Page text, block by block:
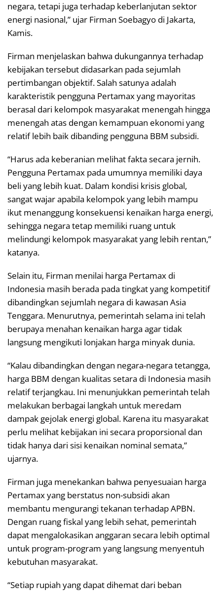
negara, tetapi juga terhadap keberlanjutan sektor
energi nasional,” ujar Firman Soebagyo di Jakarta,
Kamis.
Firman menjelaskan bahwa dukungannya terhadap
kebijakan tersebut didasarkan pada sejumlah
pertimbangan objektif. Salah satunya adalah
karakteristik pengguna Pertamax yang mayoritas
berasal dari kelompok masyarakat menengah hingga
menengah atas dengan kemampuan ekonomi yang
relatif lebih baik dibanding pengguna BBM subsidi.
“Harus ada keberanian melihat fakta secara jernih.
Pengguna Pertamax pada umumnya memiliki daya
beli yang lebih kuat. Dalam kondisi krisis global,
sangat wajar apabila kelompok yang lebih mampu
ikut menanggung konsekuensi kenaikan harga energi,
sehingga negara tetap memiliki ruang untuk
melindungi kelompok masyarakat yang lebih rentan,”
katanya.
Selain itu, Firman menilai harga Pertamax di
Indonesia masih berada pada tingkat yang kompetitif
dibandingkan sejumlah negara di kawasan Asia
Tenggara. Menurutnya, pemerintah selama ini telah
berupaya menahan kenaikan harga agar tidak
langsung mengikuti lonjakan harga minyak dunia.
“Kalau dibandingkan dengan negara-negara tetangga,
harga BBM dengan kualitas setara di Indonesia masih
relatif terjangkau. Ini menunjukkan pemerintah telah
melakukan berbagai langkah untuk meredam
dampak gejolak energi global. Karena itu masyarakat
perlu melihat kebijakan ini secara proporsional dan
tidak hanya dari sisi kenaikan nominal semata,”
ujarnya.
Firman juga menekankan bahwa penyesuaian harga
Pertamax yang berstatus non-subsidi akan
membantu mengurangi tekanan terhadap APBN.
Dengan ruang fiskal yang lebih sehat, pemerintah
dapat mengalokasikan anggaran secara lebih optimal
untuk program-program yang langsung menyentuh
kebutuhan masyarakat.
“Setiap rupiah yang dapat dihemat dari beban